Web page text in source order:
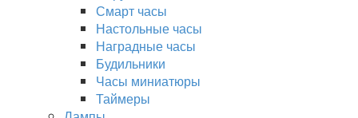
Смарт часы
Настольные часы
Наградные часы
Будильники
Часы миниатюры
Таймеры